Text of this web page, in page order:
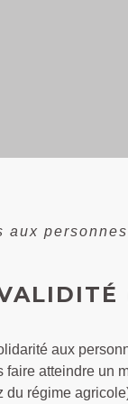
aux
atteindre un
régime